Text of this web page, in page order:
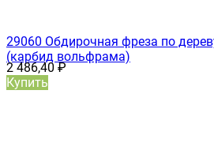
29060 Обдирочная фреза по
(карбид вольфрама)
2 486,40₽
Купить